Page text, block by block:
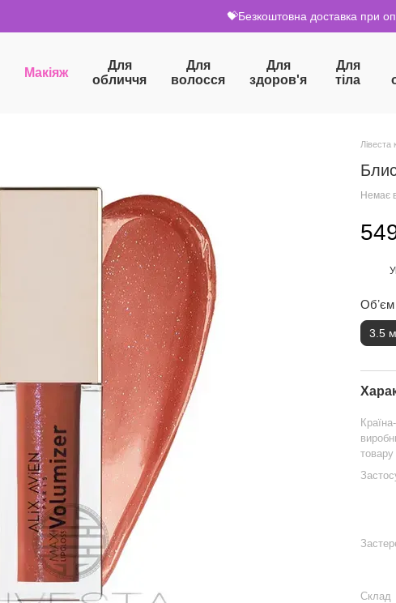
💝Безкоштовна доставка при
Макіяж
Для
обличчя
Для
волосся
Для
здоров'я
Для
тіла
Лівеста
Немає
Обʼєм
3.5
Країна-
товару
Склад